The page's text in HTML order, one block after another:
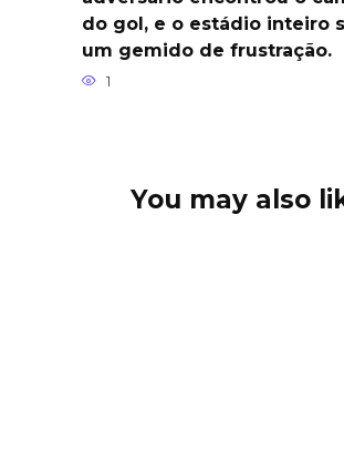
do gol, e o estádio inteiro
um gemido de frustração.
1
You may also